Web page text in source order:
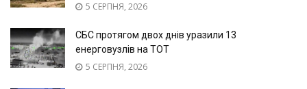
5 СЕРПНЯ, 2026
СБС протягом двох днів уразили 13
енерговузлів на ТОТ
5 СЕРПНЯ, 2026